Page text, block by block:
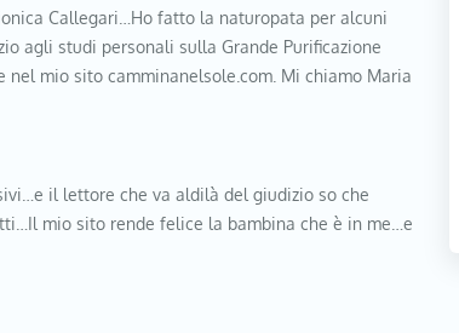
Callegari…Ho fatto la naturopata per alcuni
agli studi personali sulla Grande Purificazione
nel mio sito camminanelsole.com. Mi chiamo Maria
il lettore che va aldilà del giudizio so che
mio sito rende felice la bambina che è in me…e